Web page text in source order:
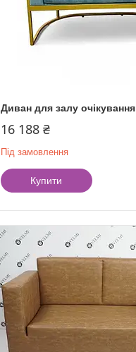
Диван для залу
16 188 ₴
Під замовлення
Купити